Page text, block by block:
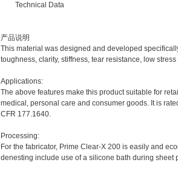
Technical Data
产品说明
This material was designed and developed
toughness, clarity, stiffness, tear resistance, low
Applications:
The above features make this product suitable for
medical, personal care and consumer goods. It is
CFR 177.1640.
Processing:
For the fabricator, Prime Clear-X 200 is easily and
denesting include use of a silicone bath during sheet